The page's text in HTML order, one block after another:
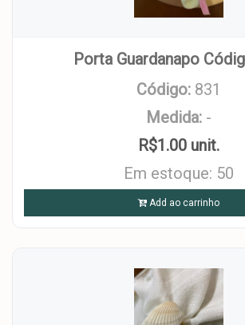
Porta Guardanapo
Código: 831
Medida: -
R$1.00 unit.
Em estoque: 50
Add ao carrinho